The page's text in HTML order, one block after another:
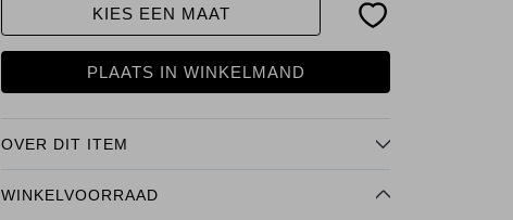
KIES EEN MAAT
PLAATS IN WINKELMAND
OVER DIT ITEM
WINKELVOORRAAD